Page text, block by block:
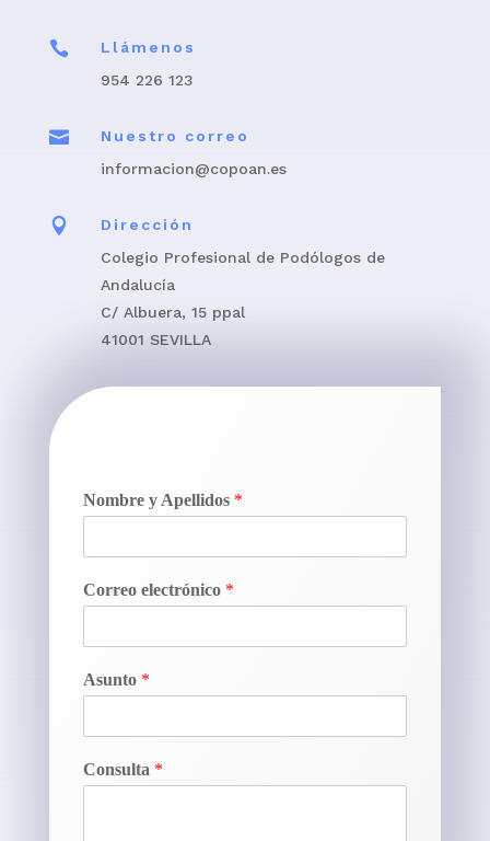

Llámenos
954 226 123

Nuestro correo
informacion@copoan.es

Dirección
Colegio Profesional de Podólogos de
Andalucía
C/ Albuera, 15 ppal
41001 SEVILLA
Nombre y Apellidos *
Correo electrónico *
Asunto *
Consulta *